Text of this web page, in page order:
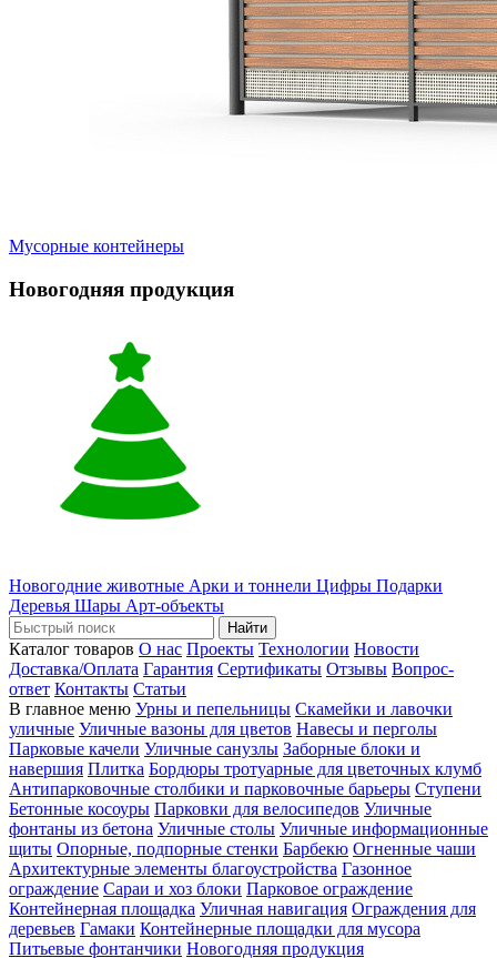
Мусорные контейнеры
Новогодняя продукция
Новогодние животные Арки и тоннели Цифры Подарки
Деревья Шары Арт-объекты
Найти
Каталог товаров О нас Проекты Технологии Новости
Доставка/Оплата Гарантия Сертификаты Отзывы Вопрос-
ответ Контакты Статьи
В главное меню Урны и пепельницы Скамейки и лавочки
уличные Уличные вазоны для цветов Навесы и перголы
Парковые качели Уличные санузлы Заборные блоки и
навершия Плитка Бордюры тротуарные для цветочных клумб
Антипарковочные столбики и парковочные барьеры Ступени
Бетонные косоуры Парковки для велосипедов Уличные
фонтаны из бетона Уличные столы Уличные информационные
щиты Опорные, подпорные стенки Барбекю Огненные чаши
Архитектурные элементы благоустройства Газонное
ограждение Сараи и хоз блоки Парковое ограждение
Контейнерная площадка Уличная навигация Ограждения для
деревьев Гамаки Контейнерные площадки для мусора
Питьевые фонтанчики Новогодняя продукция